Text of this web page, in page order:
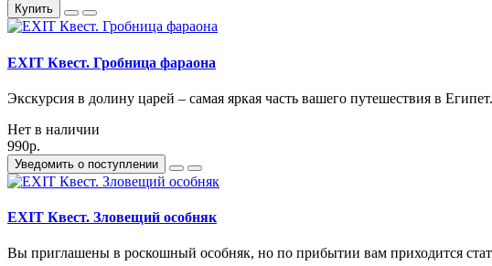
Купить
EXIT Квест. Гробница фараона
Экскурсия в долину царей – самая яркая часть вашего путешествия в
Нет в наличии
990р.
Уведомить о поступлении
EXIT Квест. Зловещий особняк
Вы приглашены в роскошный особняк, но по прибытии вам приходится